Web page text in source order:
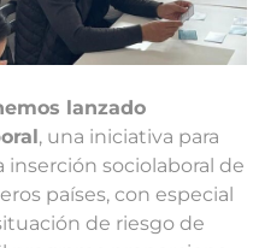
lanzado
, una iniciativa para
inserción sociolaboral de
países, con especial
de riesgo de